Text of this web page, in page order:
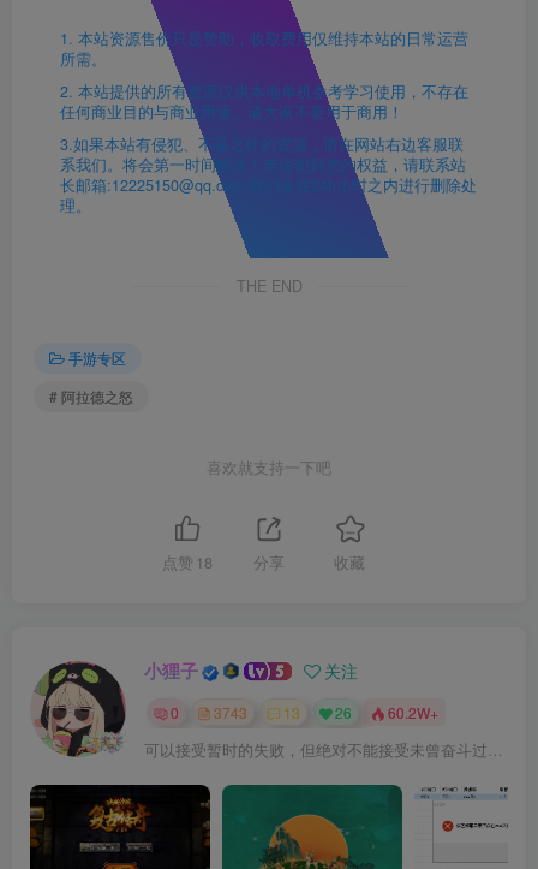
1. 本站资源售价只是赞助，收取费用仅维持本站的日常运营
所需。
2. 本站提供的所有资源仅供本地单机参考学习使用，不存在
任何商业目的与商业用途，请大家不要用于商用！
3.如果本站有侵犯、不妥之处的资源，请在网站右边客服联
系我们。将会第一时间解决！若侵犯到您的权益，请联系站
长邮箱:12225150@qq.com 我们会在24h小时之内进行删除处
理。
THE END
手游专区
# 阿拉德之怒
喜欢就支持一下吧
点赞 18 分享 收藏
小狸子 关注
0 3743 13 26 60.2W+
可以接受暂时的失败，但绝对不能接受未曾奋斗过的自己